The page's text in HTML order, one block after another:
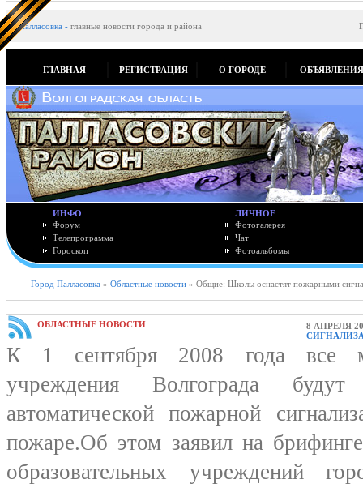
Палласовка - главные новости города и района
ГЛАВНАЯ РЕГИСТРАЦИЯ О ГОРОДЕ ОБЪЯВЛЕНИЯ
ИНФО
Форум
Телепрограмма
Гороскоп
ЛИЧНОЕ
Фотогалерея
Чат
Фотоальбомы
Город Палласовка » Областные новости » Общие: Школы оснастят пожарными
ОБЛАСТНЫЕ НОВОСТИ
8 АПРЕЛЯ
К 1 сентября 2008 года все
учреждения Волгограда
автоматической пожарной
пожаре.Об этом заявил на
образовательных учреждений